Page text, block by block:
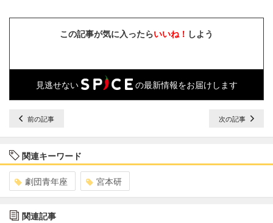
この記事が気に入ったらいいね！ しよう
見逃せない の最新情報をお届けします
前の記事 次の記事
関連キーワード
劇団青年座 宮本研
関連記事